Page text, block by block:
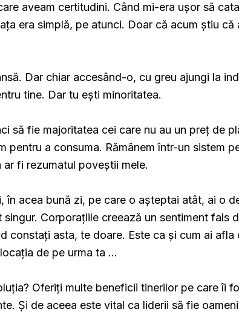
aveam certitudini. Când mi-era ușor să
era simplă, pe atunci. Doar că acum știu că
Dar chiar accesând-o, cu greu ajungi la
tine. Dar tu ești minoritatea.
să fie majoritatea cei care nu au un preț de
pentru a consuma. Rămânem într-un sistem
fi rezumatul poveștii mele.
în acea bună zi, pe care o așteptai atât, ai o
Corporațiile creează un sentiment fals
constați asta, te doare. Este ca și cum ai
de pe urma ta …
Oferiți multe beneficii tinerilor pe care îi
Și de aceea este vital ca liderii să fie